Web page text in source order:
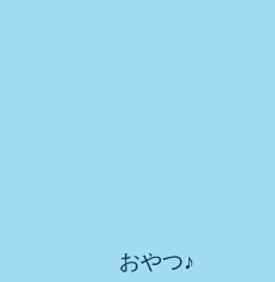
おやつ♪